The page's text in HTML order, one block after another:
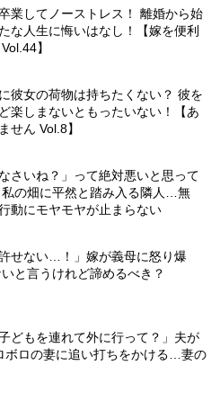
業してノーストレス！ 離婚から始
な人生に悔いはなし！【嫁を便利
】
彼女の荷物は持ちたくない？ 彼を
楽しまないともったいない！【あ
せん Vol.8】
さいね？」って絶対悪いと思って
の畑に平然と踏み入る隣人…無
動にモヤモヤが止まらない
許せない…！」嫁が義母に怒り爆
と言うけれど諦めるべき？
どもを連れて外に行って？」夫が
ボロの妻に追い打ちをかける…妻の